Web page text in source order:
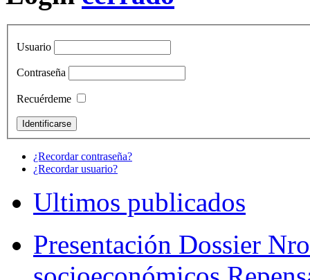
Usuario
Contraseña
Recuérdeme
¿Recordar contraseña?
¿Recordar usuario?
Ultimos publicados
Presentación Dossier